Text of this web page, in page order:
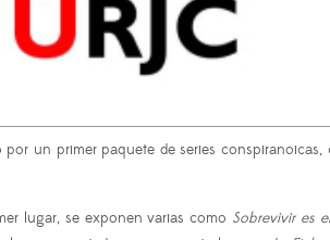
un primer paquete de series conspiranoicas,
lugar, se exponen varias como Sobrevivir es